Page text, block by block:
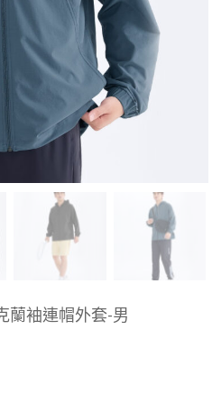
蘭袖連帽外套-男